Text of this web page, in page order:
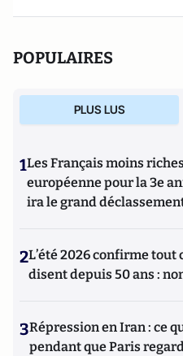
POPULAIRES
PLUS LUS
1Les Français moins
européenne pour la 3e
ira le grand
2L’été 2026 confirme tout
disent depuis 50 ans :
3Répression en Iran : ce
pendant que Paris